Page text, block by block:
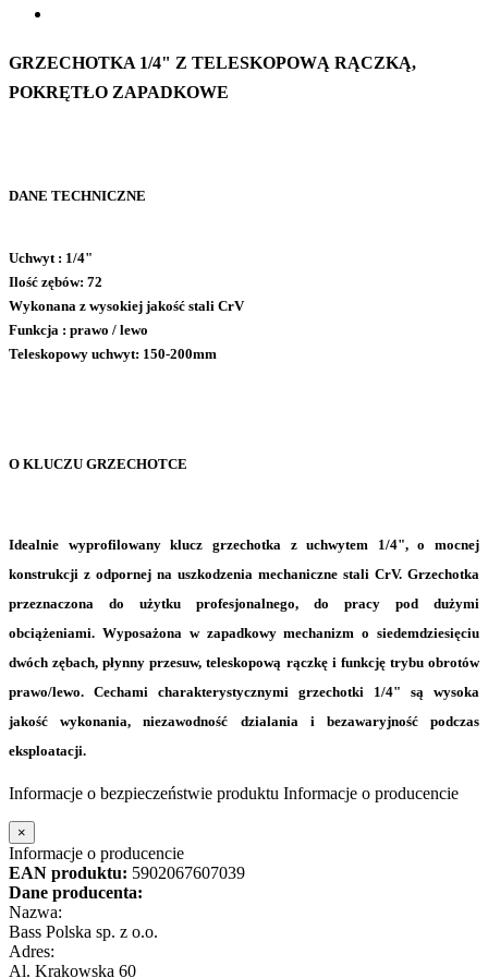
GRZECHOTKA 1/4" Z TELESKOPOWĄ RĄCZKĄ,
POKRĘTŁO ZAPADKOWE
DANE TECHNICZNE
Uchwyt : 1/4"
Ilość zębów: 72
Wykonana z wysokiej jakość stali CrV
Funkcja : prawo / lewo
Teleskopowy uchwyt: 150-200mm
O KLUCZU GRZECHOTCE
Idealnie wyprofilowany klucz grzechotka z uchwytem 1/4", o mocnej
konstrukcji z odpornej na uszkodzenia mechaniczne stali CrV. Grzechotka
przeznaczona do użytku profesjonalnego, do pracy pod dużymi
obciążeniami. Wyposażona w zapadkowy mechanizm o siedemdziesięciu
dwóch zębach, płynny przesuw, teleskopową rączkę i funkcję trybu obrotów
prawo/lewo. Cechami charakterystycznymi grzechotki 1/4" są wysoka
jakość wykonania, niezawodność dzialania i bezawaryjność podczas
eksploatacji.
Informacje o bezpieczeństwie produktu Informacje o producencie
×
Informacje o producencie
EAN produktu: 5902067607039
Dane producenta:
Nazwa:
Bass Polska sp. z o.o.
Adres:
Al. Krakowska 60